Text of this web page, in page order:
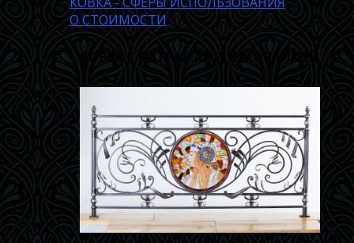
О СТОИМОСТИ
КОВКА С ВИТРАЖАМИ И МОЗАИКОЙ